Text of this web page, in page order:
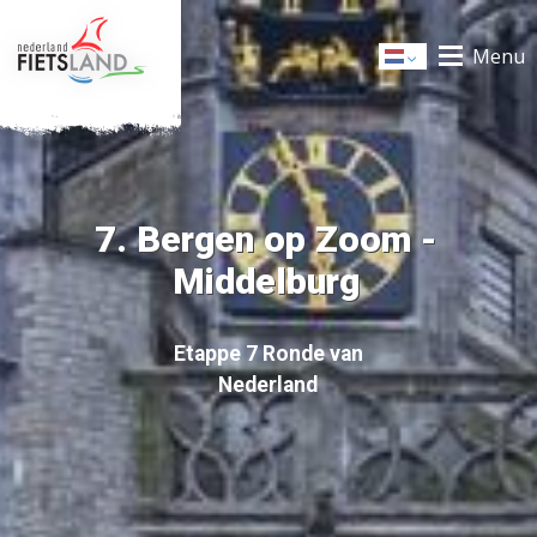
Dutch Menu
7. Bergen op Zoom -
Middelburg
Etappe 7 Ronde van
Nederland